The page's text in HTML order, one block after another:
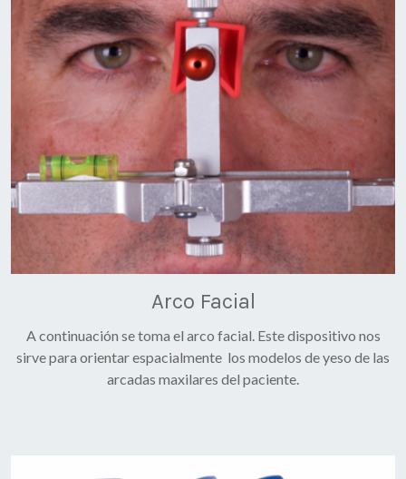
Arco Facial
A continuación se toma el arco facial. Este dispositivo nos
sirve para orientar espacialmente los modelos de yeso de las
arcadas maxilares del paciente.